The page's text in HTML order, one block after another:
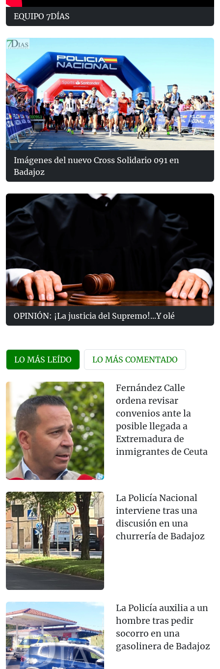
EQUIPO 7DÍAS
Imágenes del nuevo Cross Solidario 091 en
Badajoz
OPINIÓN: ¡La justicia del Supremo!...Y olé
LO MÁS LEÍDO LO MÁS COMENTADO
Fernández Calle
ordena revisar
convenios ante la
posible llegada a
Extremadura de
inmigrantes de Ceuta
La Policía Nacional
interviene tras una
discusión en una
churrería de Badajoz
La Policía auxilia a un
hombre tras pedir
socorro en una
gasolinera de Badajoz